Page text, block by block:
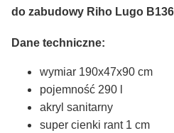
do zabudowy Riho Lugo
Dane techniczne:
wymiar 190x47x90 cm
pojemność 290 l
akryl sanitarny
super cienki rant 1 cm